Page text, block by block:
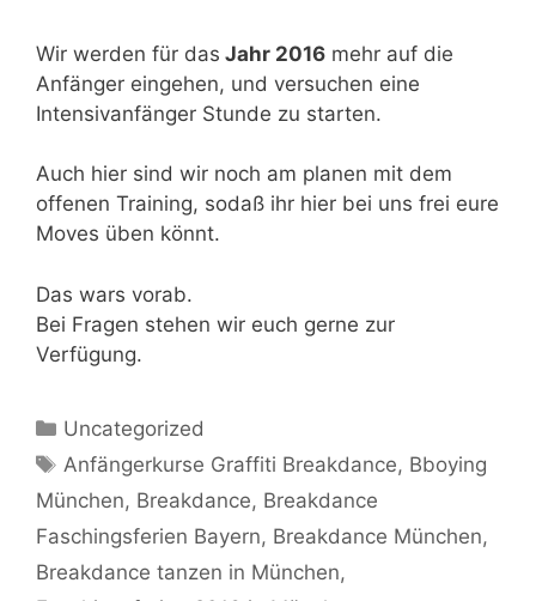
Wir werden für das Jahr 2016 mehr auf die
Anfänger eingehen, und versuchen eine
Intensivanfänger Stunde zu starten.
Auch hier sind wir noch am planen mit dem
offenen Training, sodaß ihr hier bei uns frei eure
Moves üben könnt.
Das wars vorab.
Bei Fragen stehen wir euch gerne zur
Verfügung.
Kategorien
Uncategorized
Schlagwörter
Anfängerkurse Graffiti Breakdance, Bboying
München, Breakdance, Breakdance
Faschingsferien Bayern, Breakdance München,
Breakdance tanzen in München,